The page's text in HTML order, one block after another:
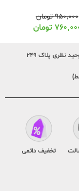
۹۵۰,۰۰۰تومان
تومان
تخفیف دائمی